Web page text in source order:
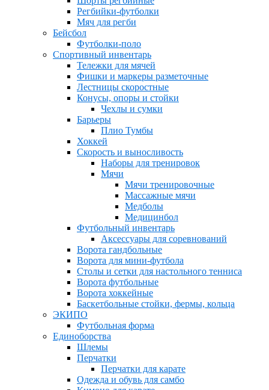
Регбийки-футболки
Мяч для регби
Бейсбол
Футболки-поло
Спортивный инвентарь
Тележки для мячей
Фишки и маркеры разметочные
Лестницы скоростные
Конусы, опоры и стойки
Чехлы и сумки
Барьеры
Плио Тумбы
Хоккей
Скорость и выносливость
Наборы для тренировок
Мячи
Мячи тренировочные
Массажные мячи
Медболы
Медицинбол
Футбольный инвентарь
Аксессуары для соревнований
Ворота гандбольные
Ворота для мини-футбола
Столы и сетки для настольного тенниса
Ворота футбольные
Ворота хоккейные
Баскетбольные стойки, фермы, кольца
ЭКИПО
Футбольная форма
Единоборства
Шлемы
Перчатки
Перчатки для карате
Одежда и обувь для самбо